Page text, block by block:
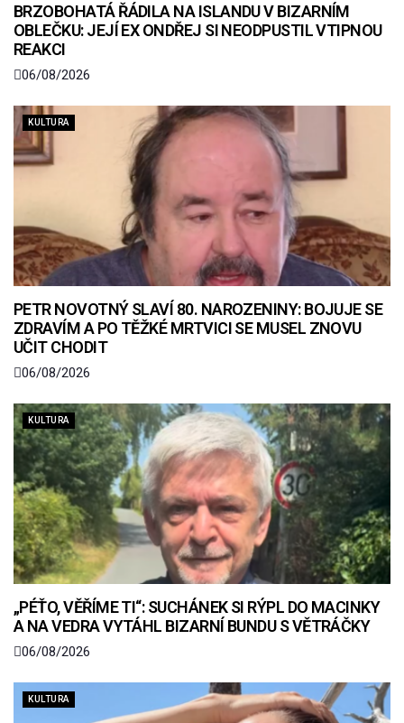
BRZOBOHATÁ ŘÁDILA NA ISLANDU V BIZARNÍM
OBLEČKU: JEJÍ EX ONDŘEJ SI NEODPUSTIL VTIPNOU
REAKCI
06/08/2026
KULTURA
PETR NOVOTNÝ SLAVÍ 80. NAROZENINY: BOJUJE SE
ZDRAVÍM A PO TĚŽKÉ MRTVICI SE MUSEL ZNOVU
UČIT CHODIT
06/08/2026
KULTURA
„PÉŤO, VĚŘÍME TI“: SUCHÁNEK SI RÝPL DO MACINKY
A NA VEDRA VYTÁHL BIZARNÍ BUNDU S VĚTRÁČKY
06/08/2026
KULTURA